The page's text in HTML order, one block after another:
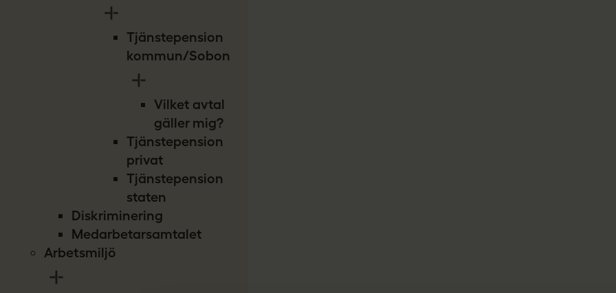
Tjänstepension
kommun/Sobona
Vilket avtal
gäller mig?
Tjänstepension
privat
Tjänstepension
staten
Diskriminering
Medarbetarsamtalet
Arbetsmiljö